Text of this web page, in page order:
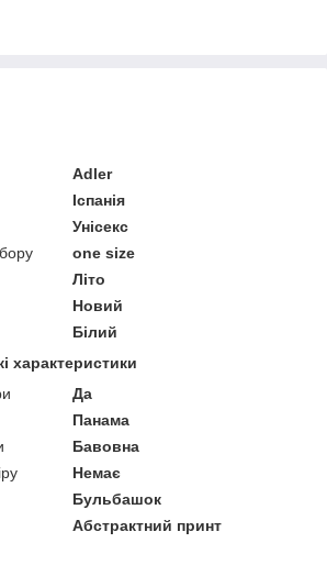
Adler
Іспанія
Унісекс
one size
Літо
Новий
Білий
характеристики
Да
Панама
Бавовна
Немає
Бульбашок
Абстрактний принт